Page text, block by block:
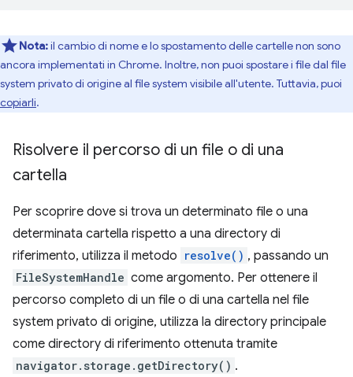
Nota:il cambio di nome e lo spostamento delle cartelle non sono
ancora implementati in Chrome. Inoltre, non puoi spostare i file dal file
system privato di origine al file system visibile all'utente. Tuttavia, puoi
copiarli.
Risolvere il percorso di un file o di una
cartella
Per scoprire dove si trova un determinato file o una
determinata cartella rispetto a una directory di
riferimento, utilizza il metodo resolve() , passando un
FileSystemHandle come argomento. Per ottenere il
percorso completo di un file o di una cartella nel file
system privato di origine, utilizza la directory principale
come directory di riferimento ottenuta tramite
navigator.storage.getDirectory() .